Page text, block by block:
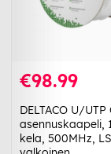
€98.99
DELTACO U/UTP
asennuskaapeli,
kela, 500MHz,